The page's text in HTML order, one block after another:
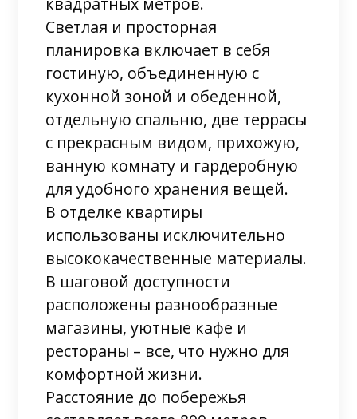
Светлая и просторная
планировка включает в себя
гостиную, объединенную с
кухонной зоной и обеденной,
отдельную спальню, две террасы
с прекрасным видом, прихожую,
ванную комнату и гардеробную
для удобного хранения вещей.
В отделке квартиры
использованы исключительно
высококачественные материалы.
В шаговой доступности
расположены разнообразные
магазины, уютные кафе и
рестораны – все, что нужно для
комфортной жизни.
Расстояние до побережья